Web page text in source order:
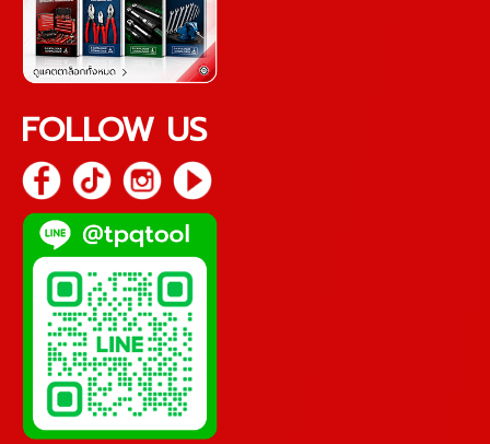
FOLLOW US